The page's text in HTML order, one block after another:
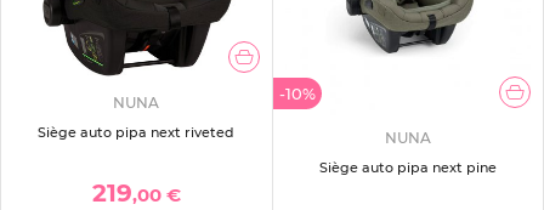
NUNA
Siège auto pipa next riveted
219,00 €
-10%
NUNA
Siège auto pipa next pine